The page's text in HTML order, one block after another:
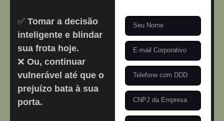
✅ Tomar a decisão
inteligente e blindar
sua frota hoje.
❌ Ou, continuar
vulnerável até que o
prejuízo bata à sua
porta.